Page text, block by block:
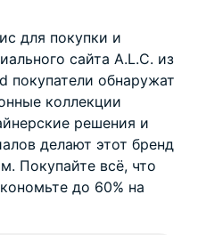
для покупки и
сайта A.L.C. из
обнаружат
коллекции
решения и
делают этот бренд
Покупайте всё, что
до 60% на